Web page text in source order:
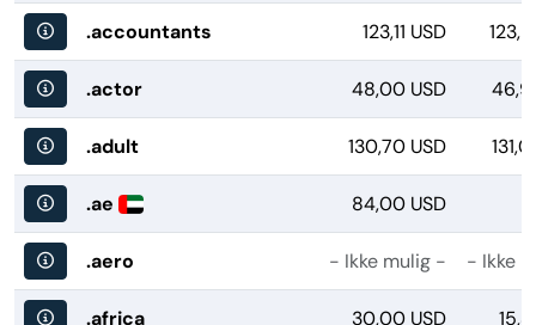
.accountants 123,11 USD
.actor 48,00 USD
.adult 130,70 USD
.ae 84,00 USD
.aero - Ikke mulig - - Ikke
.africa 30,00 USD